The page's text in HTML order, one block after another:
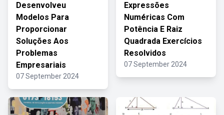
Desenvolveu
Modelos Para
Proporcionar
Soluções Aos
Problemas
Empresariais
07 September 2024
Expressões
Numéricas Com
Potência E Raiz
Quadrada Exercícios
Resolvidos
07 September 2024